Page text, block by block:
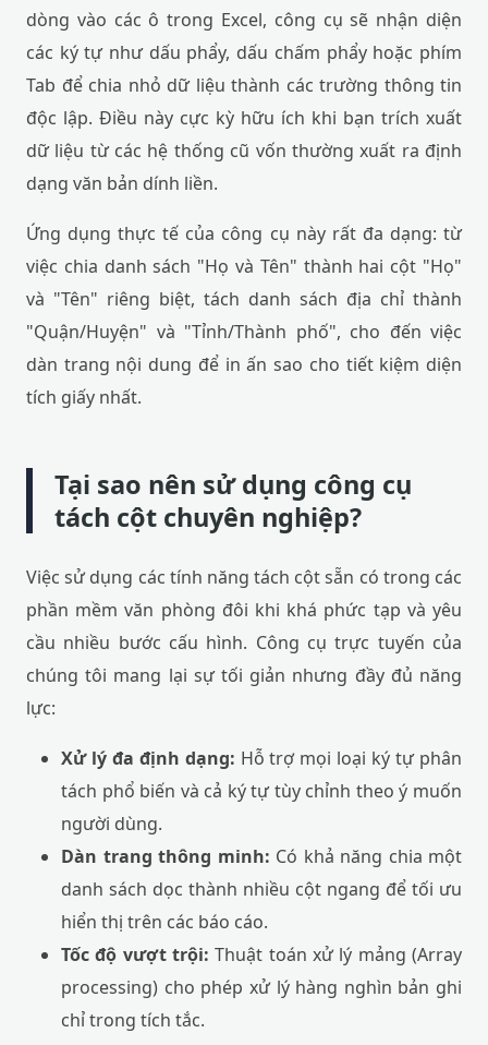
dòng vào các ô trong Excel, công cụ sẽ nhận diện
các ký tự như dấu phẩy, dấu chấm phẩy hoặc phím
Tab để chia nhỏ dữ liệu thành các trường thông tin
độc lập. Điều này cực kỳ hữu ích khi bạn trích xuất
dữ liệu từ các hệ thống cũ vốn thường xuất ra định
dạng văn bản dính liền.
Ứng dụng thực tế của công cụ này rất đa dạng: từ
việc chia danh sách "Họ và Tên" thành hai cột "Họ"
và "Tên" riêng biệt, tách danh sách địa chỉ thành
"Quận/Huyện" và "Tỉnh/Thành phố", cho đến việc
dàn trang nội dung để in ấn sao cho tiết kiệm diện
tích giấy nhất.
Tại sao nên sử dụng công cụ
tách cột chuyên nghiệp?
Việc sử dụng các tính năng tách cột sẵn có trong các
phần mềm văn phòng đôi khi khá phức tạp và yêu
cầu nhiều bước cấu hình. Công cụ trực tuyến của
chúng tôi mang lại sự tối giản nhưng đầy đủ năng
lực:
Xử lý đa định dạng: Hỗ trợ mọi loại ký tự phân
tách phổ biến và cả ký tự tùy chỉnh theo ý muốn
người dùng.
Dàn trang thông minh: Có khả năng chia một
danh sách dọc thành nhiều cột ngang để tối ưu
hiển thị trên các báo cáo.
Tốc độ vượt trội: Thuật toán xử lý mảng (Array
processing) cho phép xử lý hàng nghìn bản ghi
chỉ trong tích tắc.